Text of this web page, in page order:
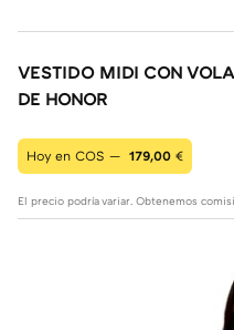
VESTIDO MIDI CON
DE HONOR
Hoy en COS — 179,00 €
El precio podría variar. Obtenemos